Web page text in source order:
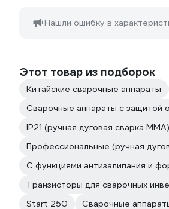
Нашли ошибку в
Этот товар из подборок
Китайские сварочные аппараты
Сварочные аппараты с защитой
IP21 (ручная дуговая сварка MMA)
Профессиональные (ручная
С функциями антизалипания и
Транзисторы для сварочных
Start 250
Сварочные